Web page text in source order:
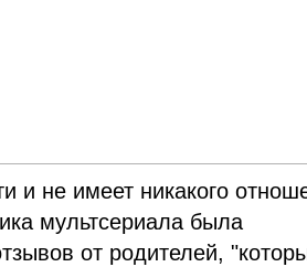
и не имеет никакого
мультсериала была
от родителей,